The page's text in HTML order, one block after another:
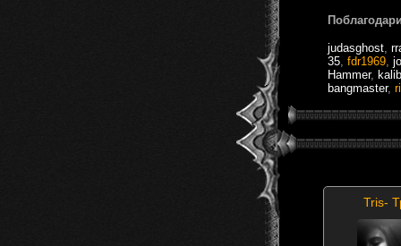
judasghost
35 fdr1969
Hammer,
bangmaster,
Tris-